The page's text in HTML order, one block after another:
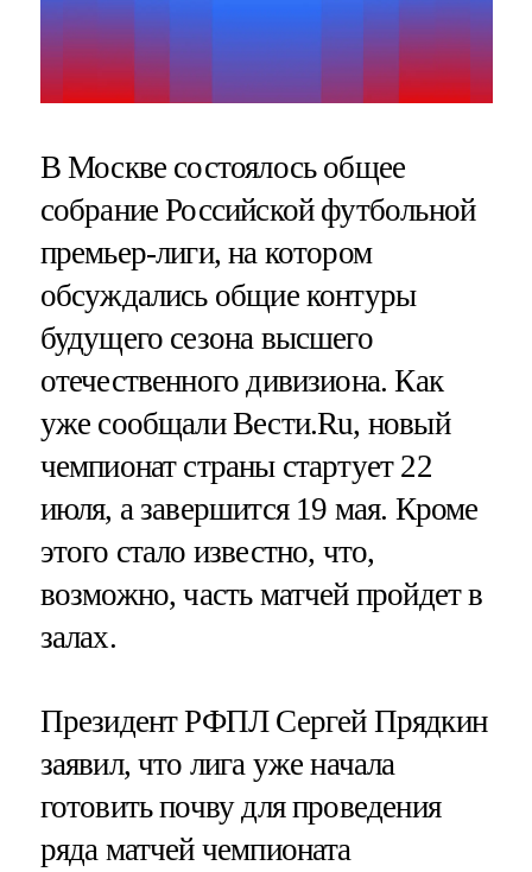
В Москве состоялось общее
собрание Российской футбольной
премьер-лиги, на котором
обсуждались общие контуры
будущего сезона высшего
отечественного дивизиона. Как
уже сообщали Вести.Ru, новый
чемпионат страны стартует 22
июля, а завершится 19 мая. Кроме
этого стало известно, что,
возможно, часть матчей пройдет в
залах.
Президент РФПЛ Сергей Прядкин
заявил, что лига уже начала
готовить почву для проведения
ряда матчей чемпионата